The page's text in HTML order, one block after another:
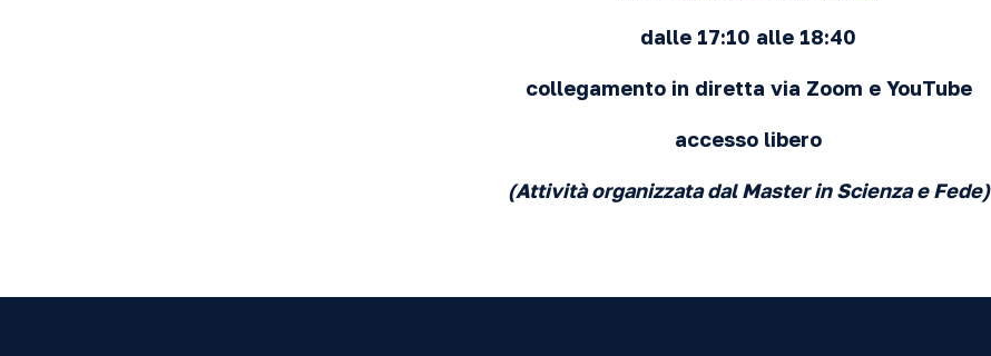
dalle 17:10 alle 18:40
collegamento in diretta via Zoom e YouTube
accesso libero
(Attività organizzata dal Master in Scienza e Fede)